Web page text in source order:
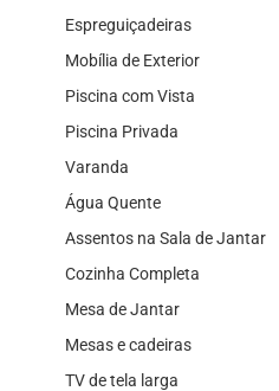
Espreguiçadeiras
Mobília de Exterior
Piscina com Vista
Piscina Privada
Varanda
Água Quente
Assentos na Sala de Jantar
Cozinha Completa
Mesa de Jantar
Mesas e cadeiras
TV de tela larga